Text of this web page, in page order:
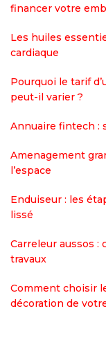
financer votre
Les huiles
cardiaque
Pourquoi le tarif
peut-il varier ?
Annuaire fintech :
Amenagement
l’espace
Enduiseur : les
lissé
Carreleur aussos
travaux
Comment choisir
décoration de